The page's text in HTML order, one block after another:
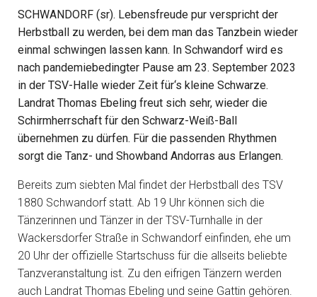
SCHWANDORF (sr). Lebensfreude pur verspricht der
Herbstball zu werden, bei dem man das Tanzbein wieder
einmal schwingen lassen kann. In Schwandorf wird es
nach pandemiebedingter Pause am 23. September 2023
in der TSV-Halle wieder Zeit für‘s kleine Schwarze.
Landrat Thomas Ebeling freut sich sehr, wieder die
Schirmherrschaft für den Schwarz-Weiß-Ball
übernehmen zu dürfen. Für die passenden Rhythmen
sorgt die Tanz- und Showband Andorras aus Erlangen.
Bereits zum siebten Mal findet der Herbstball des TSV
1880 Schwandorf statt. Ab 19 Uhr können sich die
Tänzerinnen und Tänzer in der TSV-Turnhalle in der
Wackersdorfer Straße in Schwandorf einfinden, ehe um
20 Uhr der offizielle Startschuss für die allseits beliebte
Tanzveranstaltung ist. Zu den eifrigen Tänzern werden
auch Landrat Thomas Ebeling und seine Gattin gehören.